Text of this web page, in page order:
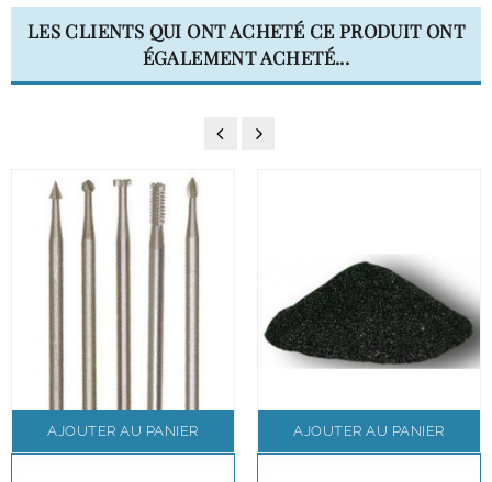
LES CLIENTS QUI ONT ACHETÉ CE PRODUIT ONT
ÉGALEMENT ACHETÉ...
AJOUTER AU PANIER AJOUTER AU PANIER